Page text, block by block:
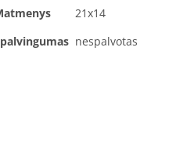
21x14
nespalvotas